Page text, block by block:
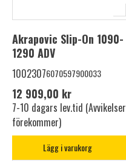
Akrapovic Slip-On 1090-
1290 ADV
10023076070597900033
12 909,00 kr
7-10 dagars lev.tid (Avvikelser
förekommer)
Lägg i varukorg